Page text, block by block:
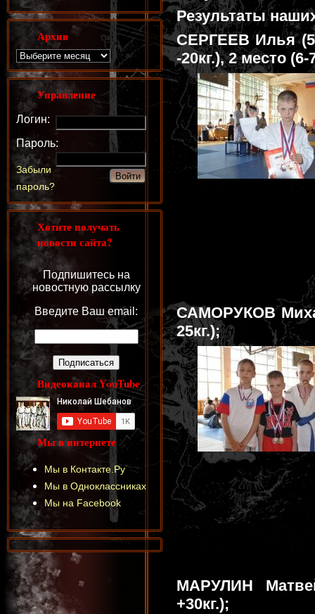
Результаты
СЕРГЕЕВ Илья
-20кг.), 2 место (6-
САМОРУКОВ
25кг.);
МАРУЛИН
+30кг.);
Архив
Управление
Логин:
Пароль:
Забыли
пароль?
Хотите получать
новости сайта?
Подпишитесь на
новостную рассылку
Введите Ваш email:
Видеоканал YouTube
Мы в интернете
Мы в Контакте.Ру
Мы в Одноклассниках
Мы на Facebook